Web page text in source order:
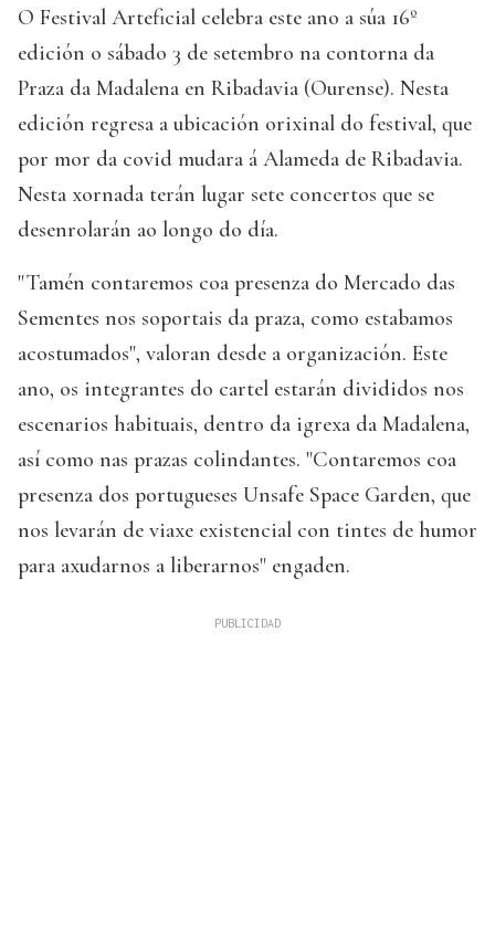
O Festival Arteficial celebra este ano a súa 16º
edición o sábado 3 de setembro na contorna da
Praza da Madalena en Ribadavia (Ourense). Nesta
edición regresa a ubicación orixinal do festival, que
por mor da covid mudara á Alameda de Ribadavia.
Nesta xornada terán lugar sete concertos que se
desenrolarán ao longo do día.
"Tamén contaremos coa presenza do Mercado das
Sementes nos soportais da praza, como estabamos
acostumados", valoran desde a organización. Este
ano, os integrantes do cartel estarán divididos nos
escenarios habituais, dentro da igrexa da Madalena,
así como nas prazas colindantes. "Contaremos coa
presenza dos portugueses Unsafe Space Garden, que
nos levarán de viaxe existencial con tintes de humor
para axudarnos a liberarnos" engaden.